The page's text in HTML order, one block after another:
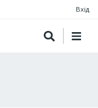
Вхід